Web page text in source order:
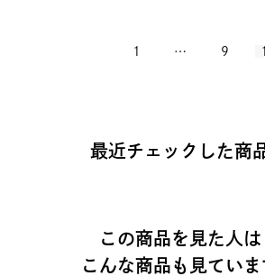
1 … 9
最近チェックした商
この商品を見た人は
こんな商品も見ていま